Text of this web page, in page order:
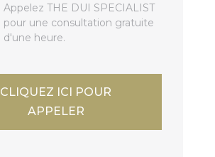
Appelez THE DUI SPECIALIST
pour une consultation gratuite
d'une heure.
CLIQUEZ ICI POUR
APPELER